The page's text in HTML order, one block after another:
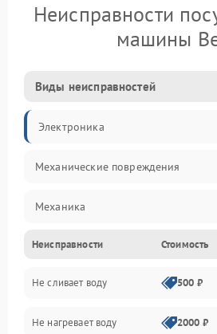
Неисправности
машины
Виды неисправностей
Электроника
Механические повреждения
Механика
Управление
Электропитание
Датчики
Неисправности Стоимость
Не сливает воду 500 ₽
Не нагревает воду 2000 ₽